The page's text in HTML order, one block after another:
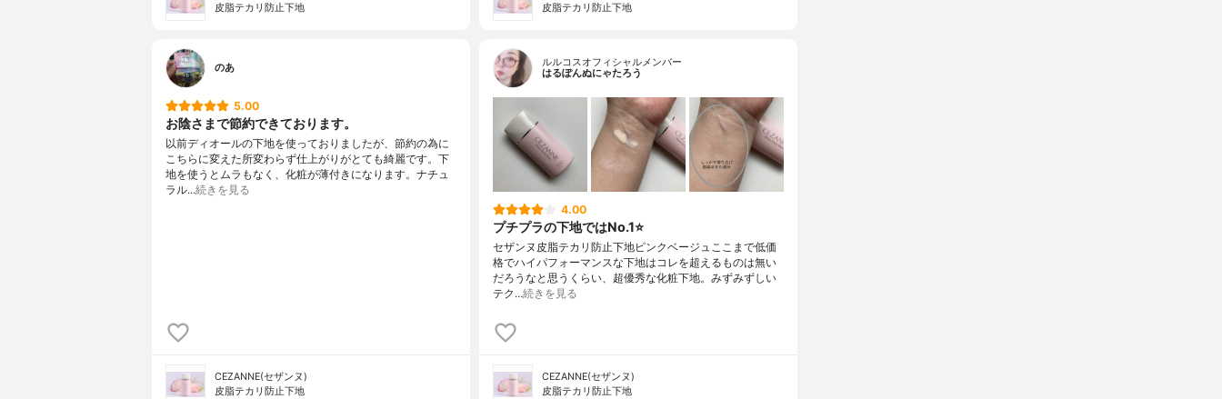
皮脂テカリ防止下地
皮脂テカリ防止下地
のあ
5.00
お陰さまで節約できております。
以前ディオールの下地を使っておりましたが、節約の為に
こちらに変えた所変わらず仕上がりがとても綺麗です。下
地を使うとムラもなく、化粧が薄付きになります。ナチュ
ラル…続きを見る
CEZANNE(セザンヌ)
皮脂テカリ防止下地
ルルコスオフィシャルメンバー
はるぽんぬにゃたろう
4.00
プチプラの下地ではNo.1⭐️
セザンヌ皮脂テカリ防止下地ピンクベージュここまで低価
格でハイパフォーマンスな下地はコレを超えるものは無い
だろうなと思うくらい、超優秀な化粧下地。みずみずしい
テク…続きを見る
CEZANNE(セザンヌ)
皮脂テカリ防止下地